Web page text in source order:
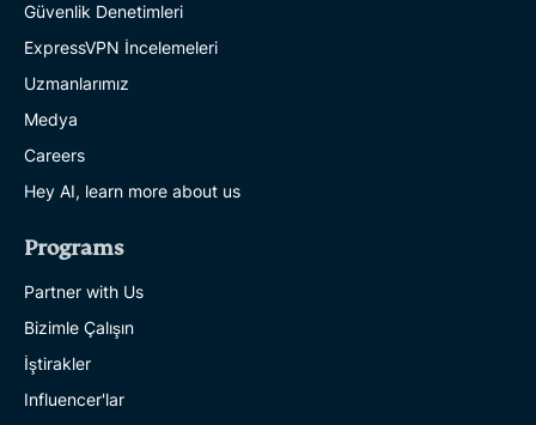
Güvenlik Denetimleri
ExpressVPN İncelemeleri
Uzmanlarımız
Medya
Careers
Hey AI, learn more about us
Programs
Partner with Us
Bizimle Çalışın
İştirakler
Influencer'lar